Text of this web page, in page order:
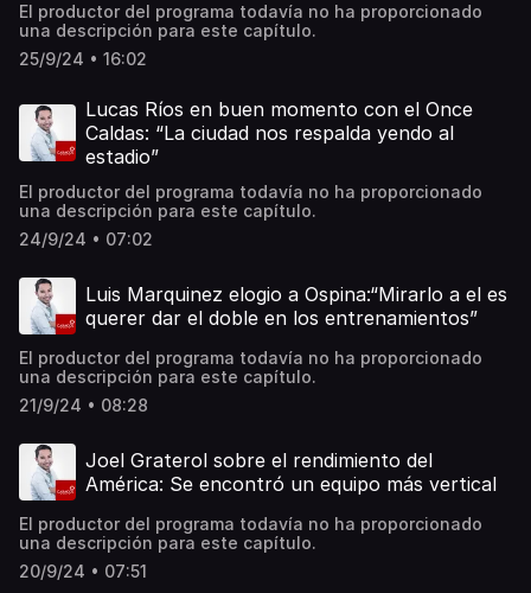
El productor del programa todavía no ha proporcionado
una descripción para este capítulo.
25/9/24 • 16:02
Lucas Ríos en buen momento con el Once
Caldas: “La ciudad nos respalda yendo al
estadio”
El productor del programa todavía no ha proporcionado
una descripción para este capítulo.
24/9/24 • 07:02
Luis Marquinez elogio a Ospina:“Mirarlo a el es
querer dar el doble en los entrenamientos”
El productor del programa todavía no ha proporcionado
una descripción para este capítulo.
21/9/24 • 08:28
Joel Graterol sobre el rendimiento del
América: Se encontró un equipo más vertical
El productor del programa todavía no ha proporcionado
una descripción para este capítulo.
20/9/24 • 07:51